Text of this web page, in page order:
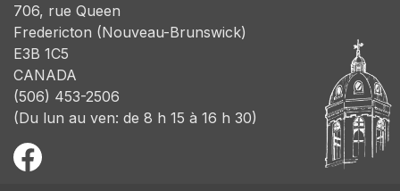
706, rue Queen
Fredericton (Nouveau-Brunswick)
E3B 1C5
CANADA
(506) 453-2506
(Du lun au ven: de 8 h 15 à 16 h 30)